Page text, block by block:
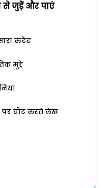
से जुड़ेें और पाएं
कंटेंट
मुद्दे
चोट करते लेख